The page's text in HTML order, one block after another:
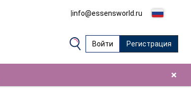
|info@essensworld.ru
Войти Регистрация
×